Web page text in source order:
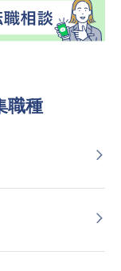
職種